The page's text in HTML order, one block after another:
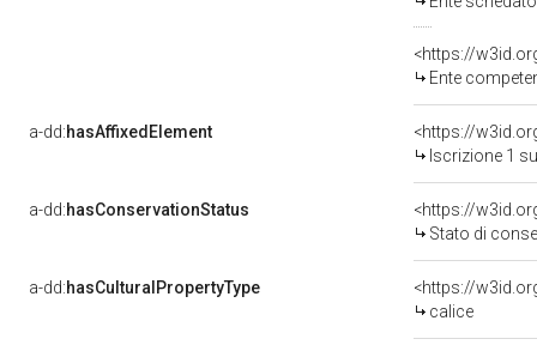
Ente
a-dd:hasAffixedElement
<https://
Iscrizione 1
a-dd:hasConservationStatus
Stato di
a-dd:hasCulturalPropertyType
calice